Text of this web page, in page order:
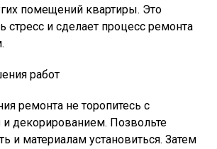
помещений квартиры. Это
стресс и сделает процесс ремонта
работ
ремонта не торопитесь с
декорированием. Позвольте
и материалам установиться. Затем